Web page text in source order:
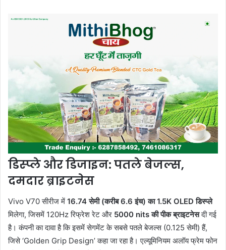
डिस्प्ले और डिजाइन: पतले बेजल्स,
दमदार ब्राइटनेस
Vivo V70 सीरीज में 16.74 सेमी (करीब 6.6 इंच) का 1.5K OLED डिस्प्ले
मिलेगा, जिसमें 120Hz रिफ्रेश रेट और 5000 nits की पीक ब्राइटनेसदी गई
है। कंपनी का दावा है कि इसमें सेगमेंट के सबसे पतले बेजल्स (0.125 सेमी) हैं,
जिसे ‘Golden Grip Design’ कहा जा रहा है। एल्यूमिनियम अलॉय फ्रेम फोन